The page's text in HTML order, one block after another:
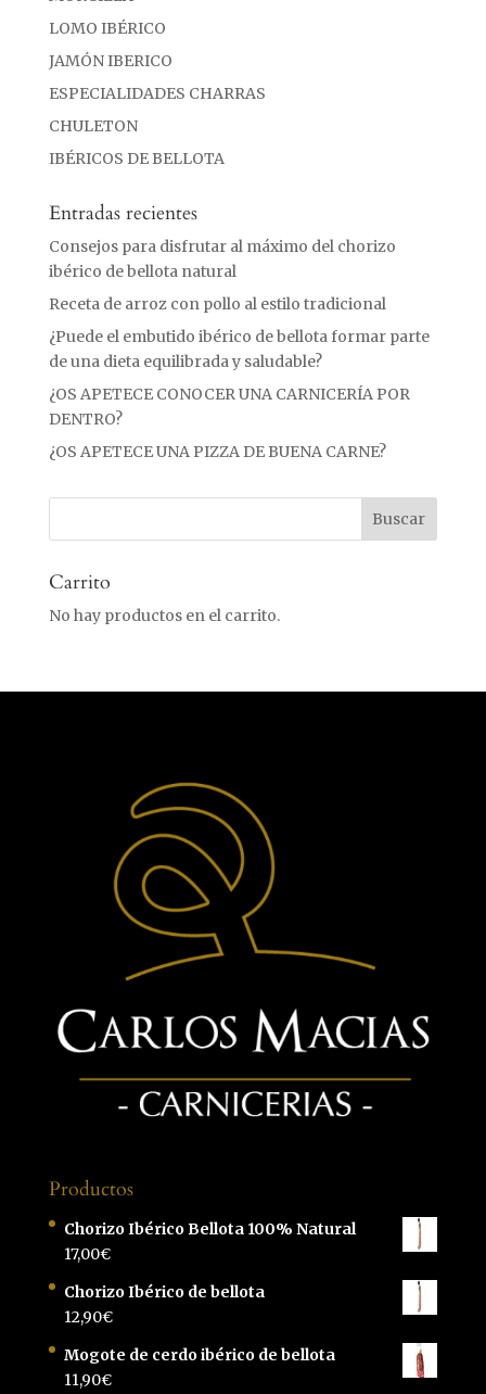
LOMO IBÉRICO
JAMÓN IBERICO
ESPECIALIDADES CHARRAS
CHULETON
IBÉRICOS DE BELLOTA
Entradas recientes
Consejos para disfrutar al máximo del chorizo
ibérico de bellota natural
Receta de arroz con pollo al estilo tradicional
¿Puede el embutido ibérico de bellota formar parte
de una dieta equilibrada y saludable?
¿OS APETECE CONOCER UNA CARNICERÍA POR
DENTRO?
¿OS APETECE UNA PIZZA DE BUENA CARNE?
Carrito
No hay productos en el carrito.
Productos
Chorizo Ibérico Bellota 100% Natural
17,00€
Chorizo Ibérico de bellota
12,90€
Mogote de cerdo ibérico de bellota
11,90€